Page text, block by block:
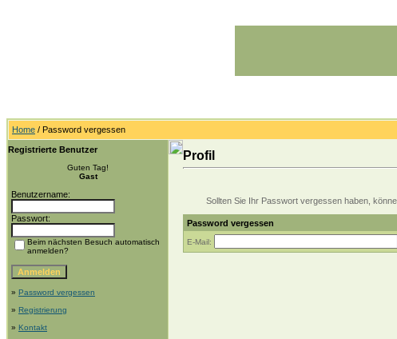
Home / Password vergessen
Registrierte Benutzer
Guten Tag!
Gast
Benutzername:
Passwort:
Beim nächsten Besuch automatisch
anmelden?
» Password vergessen
» Registrierung
» Kontakt
Profil
Sollten Sie Ihr Passwort vergessen haben,
Password vergessen
E-Mail: